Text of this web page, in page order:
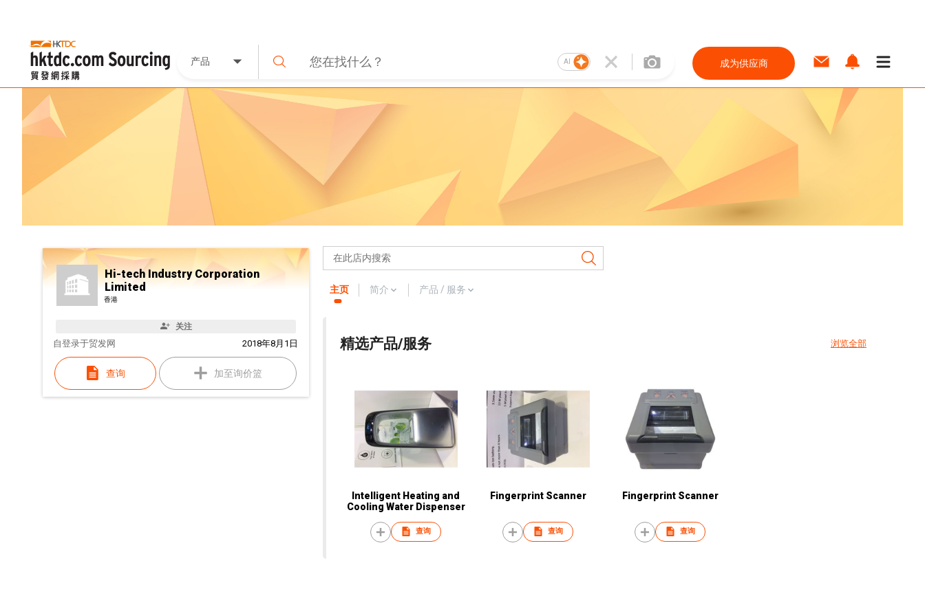
产品 AI 成为供应商
Hi-tech Industry Corporation
Limited
香港
关注
自 2018年8月1日
登录于贸发网
查询 加至询价篮
主页 简介 产品 / 服务
精选产品/服务 浏览全部
Intelligent Heating and
Cooling Water Dispenser
查询
Fingerprint Scanner
查询
Fingerprint Scanner
查询